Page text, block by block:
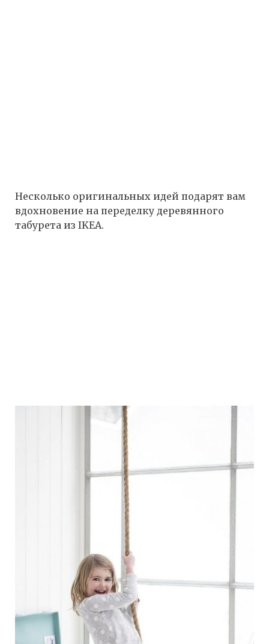
Несколько оригинальных идей подарят вам
вдохновение на переделку деревянного
табурета из IKEA.